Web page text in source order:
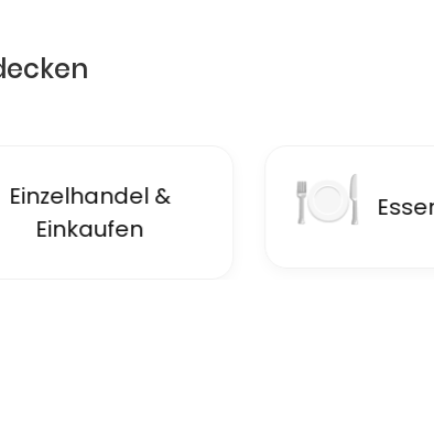
🍽 Essen & Trinken